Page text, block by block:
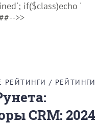
if($class)echo '
>>
РЕЙТИНГИ /
CRM: 2024